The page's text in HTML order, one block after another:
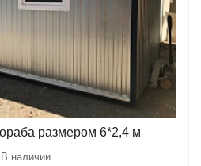
размером 6*2,4 м
В наличии